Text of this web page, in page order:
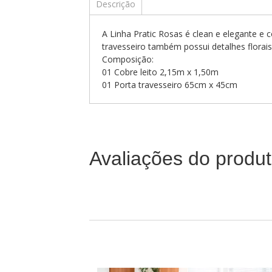
Descrição
A Linha Pratic Rosas é clean e elegante
travesseiro também possui detalhes
Composição:
01 Cobre leito 2,15m x 1,50m
01 Porta travesseiro 65cm x 45cm
Avaliações do